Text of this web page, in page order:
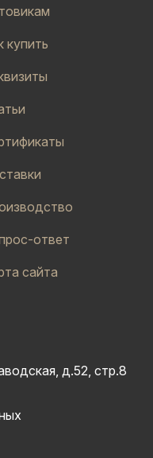
купить
ответ
сайта
д.52, стр.8